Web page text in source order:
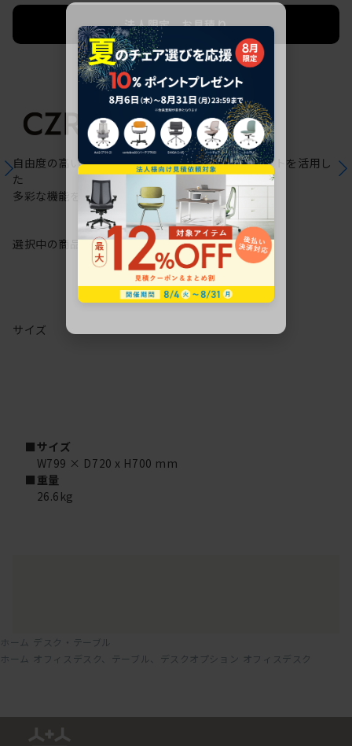
法人限定 お見積り
ご希望に応じて承ります。
自由度の高いケーブリング機能と配線ダクトスリットを活用し
た
多彩な機能を備えた次世代のスタンダードデスク
選択中の商品情報保証注意事項
サイズ
■サイズ
W799 × D720 x H700 mm
■重量
26.6kg
ホーム デスク・テーブル
ホーム
オフィスデスク、テーブル、デスクオプション オフィスデスク